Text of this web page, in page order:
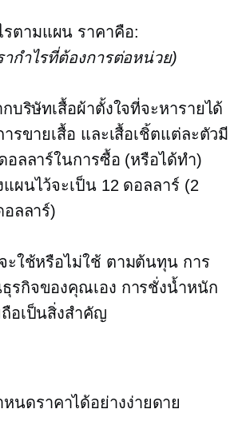
รตามแผน ราคาคือ:
กำไรที่ต้องการต่อหน่วย)
บริษัทเสื้อผ้าตั้งใจที่จะหารายได้
รขายเสื้อ และเสื้อเชิ้ตแต่ละตัวมี
ลลาร์ในการซื้อ (หรือได้ทำ)
แผนไว้จะเป็น 12 ดอลลาร์ (2
ลลาร์)
ะใช้หรือไม่ใช้ ตามต้นทุน การ
รกิจของคุณเอง การชั่งน้ำหนัก
อเป็นสิ่งสำคัญ
นดราคาได้อย่างง่ายดาย